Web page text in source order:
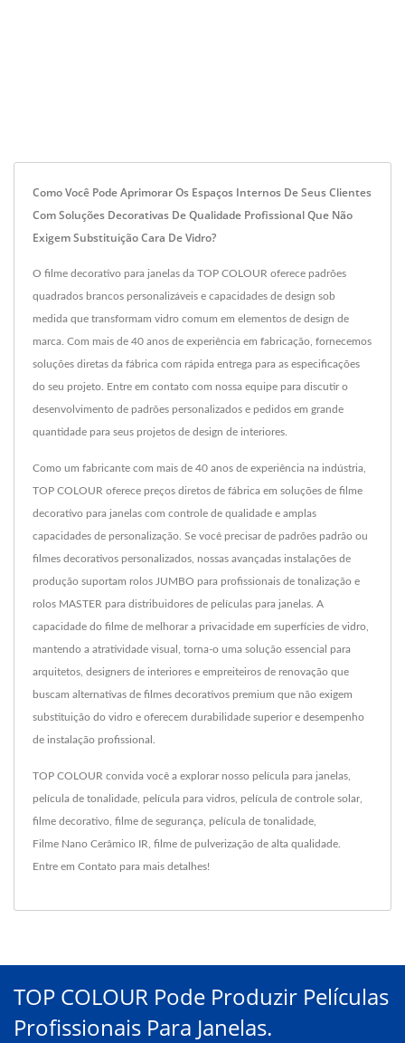
Como Você Pode Aprimorar Os Espaços Internos De Seus Clientes
Com Soluções Decorativas De Qualidade Profissional Que Não
Exigem Substituição Cara De Vidro?
O filme decorativo para janelas da TOP COLOUR oferece padrões
quadrados brancos personalizáveis e capacidades de design sob
medida que transformam vidro comum em elementos de design de
marca. Com mais de 40 anos de experiência em fabricação, fornecemos
soluções diretas da fábrica com rápida entrega para as especificações
do seu projeto. Entre em contato com nossa equipe para discutir o
desenvolvimento de padrões personalizados e pedidos em grande
quantidade para seus projetos de design de interiores.
Como um fabricante com mais de 40 anos de experiência na indústria,
TOP COLOUR oferece preços diretos de fábrica em soluções de filme
decorativo para janelas com controle de qualidade e amplas
capacidades de personalização. Se você precisar de padrões padrão ou
filmes decorativos personalizados, nossas avançadas instalações de
produção suportam rolos JUMBO para profissionais de tonalização e
rolos MASTER para distribuidores de películas para janelas. A
capacidade do filme de melhorar a privacidade em superfícies de vidro,
mantendo a atratividade visual, torna-o uma solução essencial para
arquitetos, designers de interiores e empreiteiros de renovação que
buscam alternativas de filmes decorativos premium que não exigem
substituição do vidro e oferecem durabilidade superior e desempenho
de instalação profissional.
TOP COLOUR convida você a explorar nosso película para janelas
película de tonalidade película para vidros película de controle solar,
filme decorativo filme de segurança película de tonalidade
Filme Nano Cerâmico IR filme de pulverização de alta qualidade.
Entre em Contato para mais detalhes!
TOP COLOUR Pode Produzir Películas
Profissionais Para Janelas.